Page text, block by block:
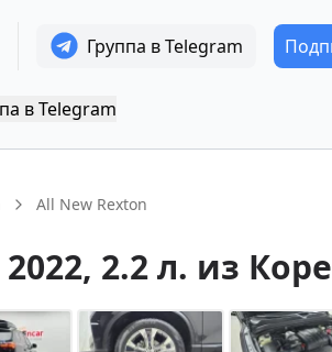
Группа в Telegram
в Telegram
All New Rexton
2022, 2.2 л. из